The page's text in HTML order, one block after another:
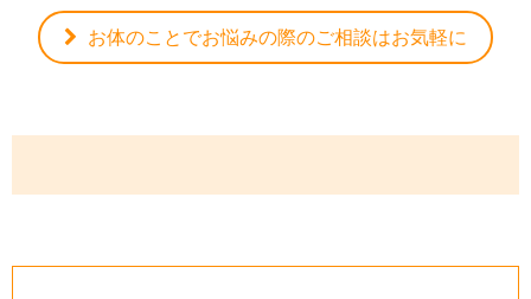
お体のことでお悩みの際のご相談はお気軽に